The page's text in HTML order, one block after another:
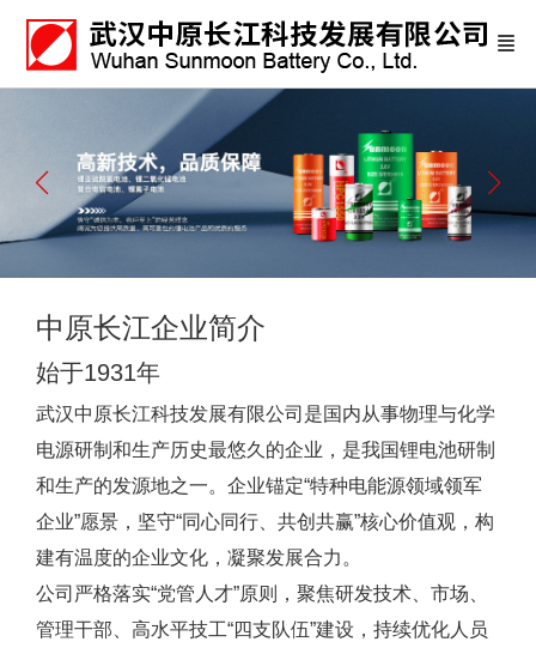
中原长江企业简介
始于1931年
武汉中原长江科技发展有限公司是国内从事物理与化学
电源研制和生产历史最悠久的企业，是我国锂电池研制
和生产的发源地之一。企业锚定“特种电能源领域领军
企业”愿景，坚守“同心同行、共创共赢”核心价值观，构
建有温度的企业文化，凝聚发展合力。
公司严格落实“党管人才”原则，聚焦研发技术、市场、
管理干部、高水平技工“四支队伍”建设，持续优化人员